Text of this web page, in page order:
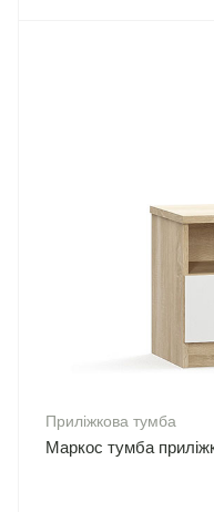
Приліжкова тумба
Маркос тумба